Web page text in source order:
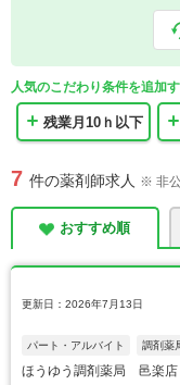
人気のこだわり条件を追加
残業月10ｈ以下
7 件の薬剤師求人 ※ 非
おすすめ順
更新日：2026年7月13日
パート・アルバイト 調剤薬
ほうゆう調剤薬局 邑楽